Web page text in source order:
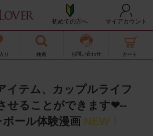
初めての方へ マイアカウント
お問い合わせ
イテム、カップルライフ
せることができます❤--
ール体験漫画 NEW！